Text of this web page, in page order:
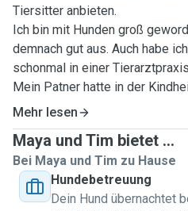
Tiersitter anbieten.
Ich bin mit Hunden groß
demnach gut aus. Auch habe
schonmal in einer
Mein Patner hatte in der
aber durch seine Freunde mit
gekommen.
Wir beide lieben Hunde und
deine/eure Fellnasen
oder über Nacht, wir freuen
Mehr lesen
Maya und Tim bietet ...
Bei Maya und Tim zu Hause
Hundebetreuung
Dein Hund übernachtet